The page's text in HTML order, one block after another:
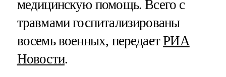
медицинскую помощь. Всего с
травмами госпитализированы
восемь военных, передаетРИА
Новости.